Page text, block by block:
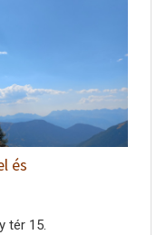
és
tér 15.